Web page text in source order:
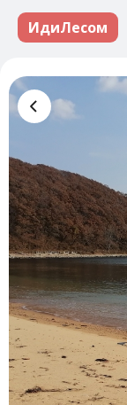
ИдиЛесом